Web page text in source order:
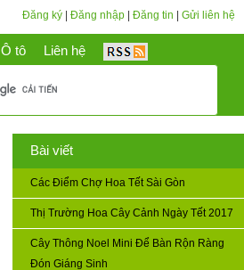
Đăng ký Đăng nhập Đăng tin Gửi liên hệ
Ô tô Liên hệ
Bài viết
Các Điểm Chợ Hoa Tết Sài Gòn
Thị Trường Hoa Cây Cảnh Ngày Tết 2017
Cây Thông Noel Mini Để Bàn Rộn Ràng
Đón Giáng Sinh